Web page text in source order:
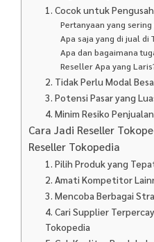
1. Cocok untuk
Pertanyaan yang sering
Apa saja yang di jual di
Apa dan bagaimana
Reseller Apa yang
2. Tidak Perlu Modal
3. Potensi Pasar yang
4. Minim Resiko Penjualan
Cara Jadi Reseller
Reseller Tokopedia
1. Pilih Produk yang
2. Amati Kompetitor
3. Mencoba Berbagai
4. Cari Supplier
Tokopedia